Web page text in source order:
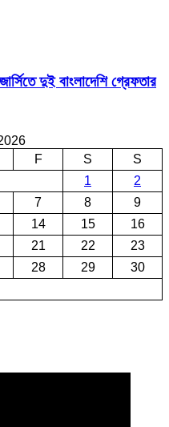
দুই বাংলাদেশি গ্রেফতার
F S
S
1
2
7 8
9
14 15
16
21 22
23
28 29
30